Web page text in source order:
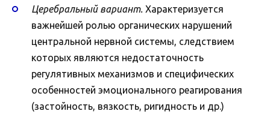
Церебральный вариант. Характеризуется
важнейшей ролью органических нарушений
центральной нервной системы, следствием
которых являются недостаточность
регулятивных механизмов и специфических
особенностей эмоционального реагирования
(застойность, вязкость, ригидность и др.)